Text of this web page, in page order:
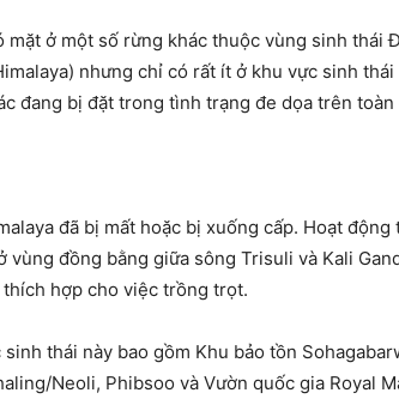
mặt ở một số rừng khác thuộc vùng sinh thái
nhưng chỉ có rất ít ở khu vực sinh
đang bị đặt trong tình trạng đe dọa trên toàn
đã bị mất hoặc bị xuống cấp. Hoạt
vùng đồng bằng giữa sông Trisuli và Kali
hợp cho việc trồng trọt.
thái này bao gồm Khu bảo tồn
Neoli, Phibsoo và Vườn quốc gia Royal